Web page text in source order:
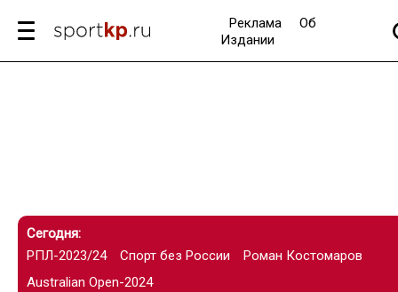
Реклама
Об
Издании
Сегодня:
РПЛ-2023/24
Спорт без России
Роман Костомаров
Australian Open-2024